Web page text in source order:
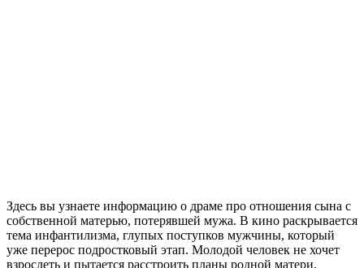
Здесь вы узнаете информацию о драме про отношения сына с
собственной матерью, потерявшей мужа. В кино раскрывается
тема инфантилизма, глупых поступков мужчины, который
уже перерос подростковый этап. Молодой человек не хочет
взрослеть и пытается расстроить планы родной матери,